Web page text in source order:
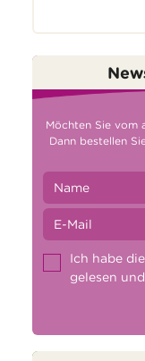
Möchten Sie vom
Dann bestellen
Ich habe die
gelesen